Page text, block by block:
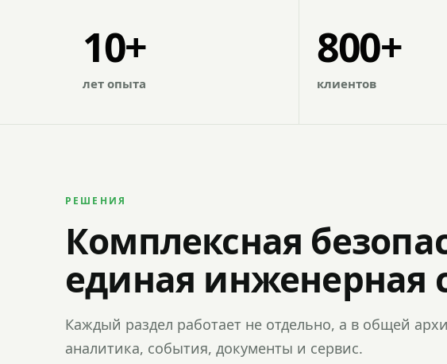
10+
лет опыта
800+
клиентов
РЕШЕНИЯ
Комплексная
единая инженерная
Каждый раздел работает не отдельно, а в общей
аналитика, события, документы и сервис.